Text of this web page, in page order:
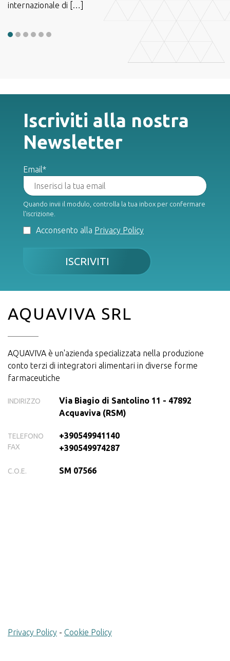
internazionale di […]
Iscriviti alla nostra
Newsletter
Email*
Quando invii il modulo, controlla la tua inbox per confermare
l'iscrizione.
Acconsento alla Privacy Policy
ISCRIVITI
AQUAVIVA SRL
AQUAVIVA è un'azienda specializzata nella produzione
conto terzi di integratori alimentari in diverse forme
farmaceutiche
INDIRIZZO
Via Biagio di Santolino 11 - 47892
Acquaviva (RSM)
TELEFONO
FAX
+390549941140
+390549974287
C.O.E. SM 07566
Privacy Policy - Cookie Policy